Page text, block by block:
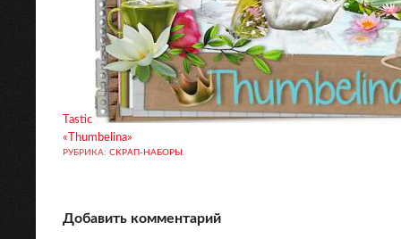
Tastic
«Thumbelina»
РУБРИКА: СКРАП-НАБОРЫ
Добавить комментарий